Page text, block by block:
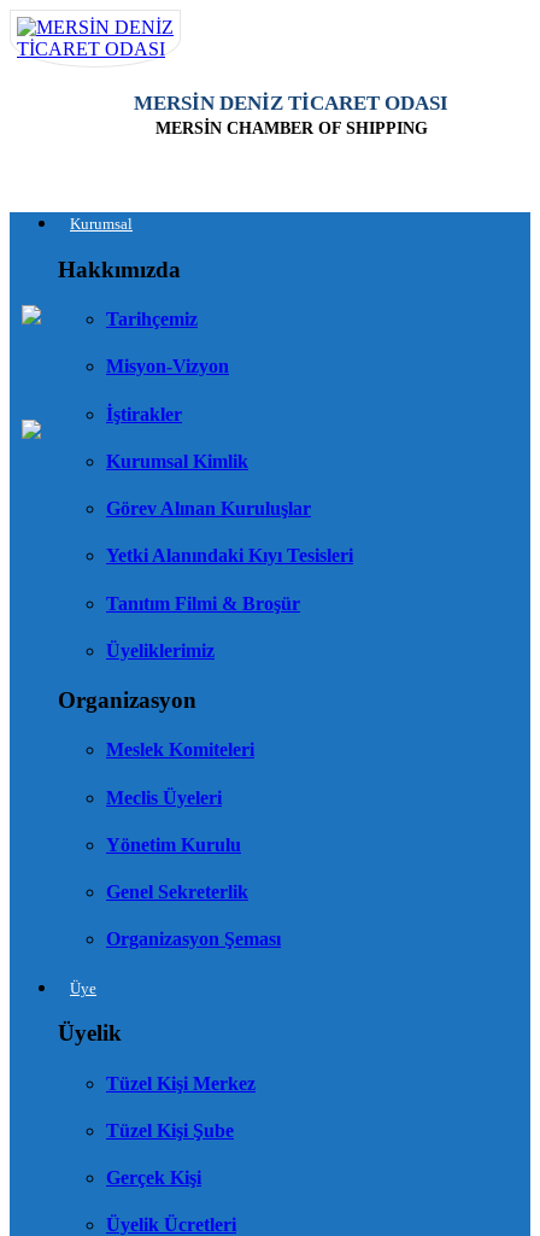
MERSİN DENİZ TİCARET ODASI
MERSİN CHAMBER OF SHIPPING
Kurumsal
Hakkımızda
Tarihçemiz
Misyon-Vizyon
İştirakler
Kurumsal Kimlik
Görev Alınan Kuruluşlar
Yetki Alanındaki Kıyı Tesisleri
Tanıtım Filmi & Broşür
Üyeliklerimiz
Organizasyon
Meslek Komiteleri
Meclis Üyeleri
Yönetim Kurulu
Genel Sekreterlik
Organizasyon Şeması
Üye
Üyelik
Tüzel Kişi Merkez
Tüzel Kişi Şube
Gerçek Kişi
Üyelik Ücretleri